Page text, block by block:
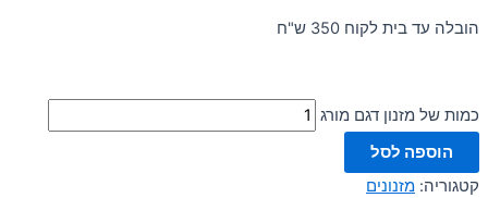
הובלה עד בית לקוח 350 ש"ח
כמות של מזנון דגם מורג
הוספה לסל
קטגוריה: מזנונים